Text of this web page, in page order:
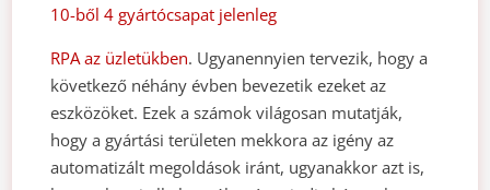
10-ből 4 gyártócsapat jelenleg
RPA az üzletükben. Ugyanennyien tervezik, hogy a
következő néhány évben bevezetik ezeket az
eszközöket. Ezek a számok világosan mutatják,
hogy a gyártási területen mekkora az igény az
automatizált megoldások iránt, ugyanakkor azt is,